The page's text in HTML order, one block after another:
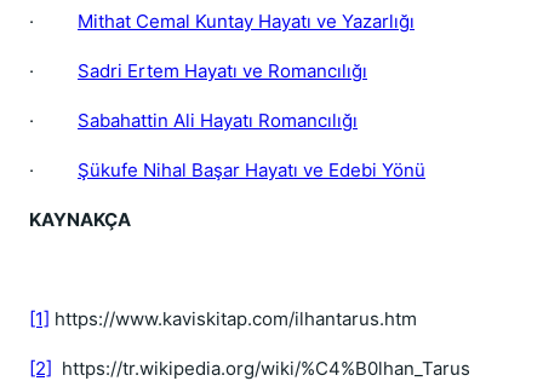
· Mithat Cemal Kuntay Hayatı ve Yazarlığı
· Sadri Ertem Hayatı ve Romancılığı
· Sabahattin Ali Hayatı Romancılığı
· Şükufe Nihal Başar Hayatı ve Edebi Yönü
KAYNAKÇA
[1] https://www.kaviskitap.com/ilhantarus.htm
[2] https://tr.wikipedia.org/wiki/%C4%B0lhan_Tarus